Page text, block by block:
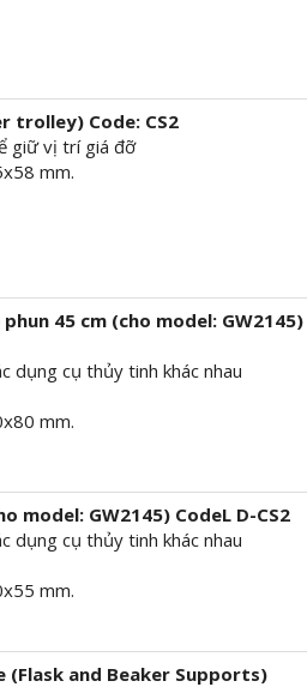
trolley) Code: CS2
giữ vị trí giá đỡ
mm.
45 cm (cho model: GW2145)
dụng cụ thủy tinh khác nhau
mm.
model: GW2145) CodeL D-CS2
dụng cụ thủy tinh khác nhau
mm.
(Flask and Beaker Supports)